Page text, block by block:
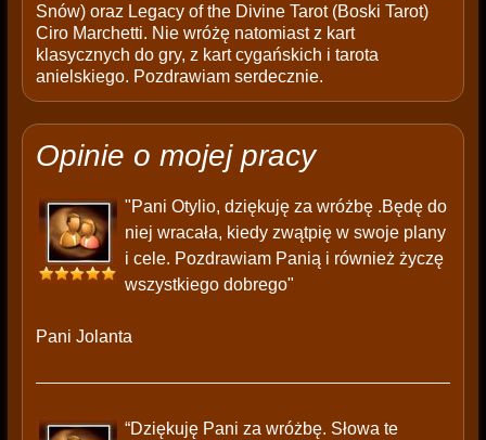
Snów) oraz Legacy of the Divine Tarot (Boski Tarot)
Ciro Marchetti. Nie wróżę natomiast z kart
klasycznych do gry, z kart cygańskich i tarota
anielskiego. Pozdrawiam serdecznie.
Opinie o mojej pracy
"Pani Otylio, dziękuję za wróżbę .Będę do
niej wracała, kiedy zwątpię w swoje plany
i cele. Pozdrawiam Panią i również życzę
wszystkiego dobrego"
Pani Jolanta
“Dziękuję Pani za wróżbę. Słowa te